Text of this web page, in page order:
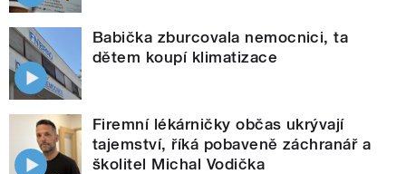
Babička zburcovala nemocnici, ta
dětem koupí klimatizace
Firemní lékárničky občas ukrývají
tajemství, říká pobaveně záchranář a
školitel Michal Vodička